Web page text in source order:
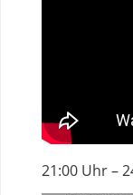
21:00 Uhr –